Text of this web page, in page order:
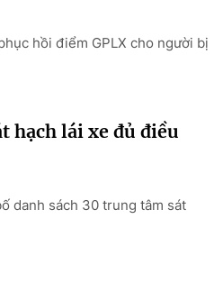
hồi điểm GPLX cho người bị
hạch lái xe đủ điều
danh sách 30 trung tâm sát